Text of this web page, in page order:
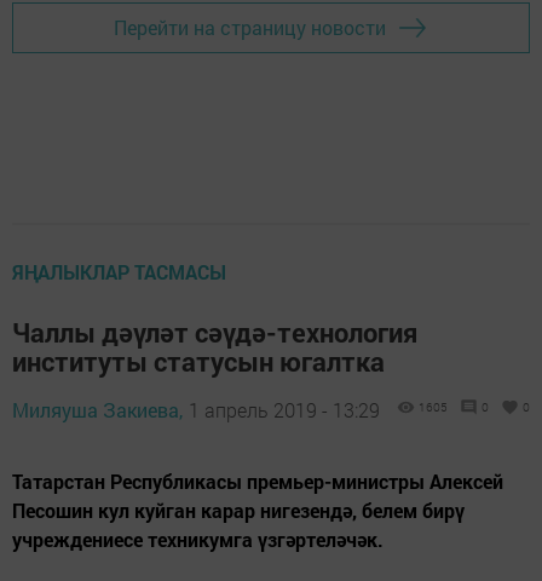
Перейти на страницу новости
ЯҢАЛЫКЛАР ТАСМАСЫ
Чаллы дәүләт сәүдә-технология
институты статусын югалтка
Миляуша Закиева, 1 апрель 2019 - 13:29 1605 0 0
Татарстан Республикасы премьер-министры Алексей
Песошин кул куйган карар нигезендә, белем бирү
учреждениесе техникумга үзгәртеләчәк.